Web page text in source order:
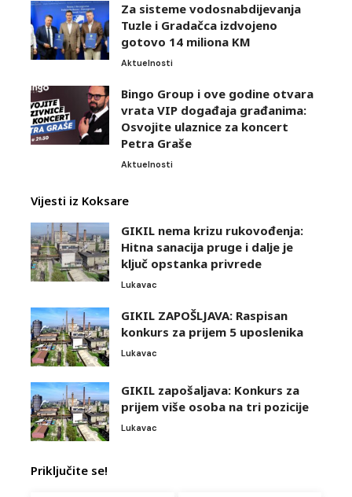
Za sisteme vodosnabdijevanja
Tuzle i Gradačca izdvojeno
gotovo 14 miliona KM
Aktuelnosti
Bingo Group i ove godine otvara
vrata VIP događaja građanima:
Osvojite ulaznice za koncert
Petra Graše
Aktuelnosti
Vijesti iz Koksare
GIKIL nema krizu rukovođenja:
Hitna sanacija pruge i dalje je
ključ opstanka privrede
Lukavac
GIKIL ZAPOŠLJAVA: Raspisan
konkurs za prijem 5 uposlenika
Lukavac
GIKIL zapošaljava: Konkurs za
prijem više osoba na tri pozicije
Lukavac
Priključite se!